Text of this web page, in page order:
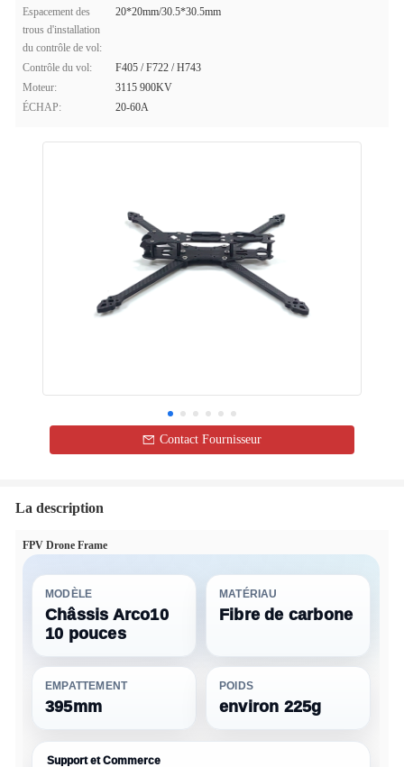
Espacement des
trous d'installation
du contrôle de vol:
20*20mm/30.5*30.5mm
Contrôle du vol:
F405 / F722 / H743
Moteur:
3115 900KV
ÉCHAP:
20-60A
Contact Fournisseur
La description
FPV Drone Frame
MODÈLE
Châssis Arco10
10 pouces
MATÉRIAU
Fibre de carbone
EMPATTEMENT
395mm
POIDS
environ 225g
Support et Commerce